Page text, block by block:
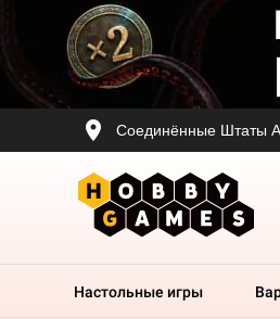
Соединённые Штаты
Настольные игры